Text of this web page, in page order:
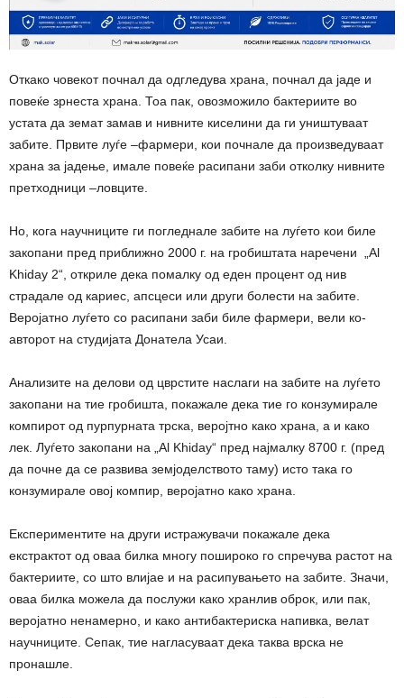
Откако човекот почнал да одгледува храна, почнал да јаде и
повеќе зрнеста храна. Тоа пак, овозможило бактериите во
устата да земат замав и нивните киселини да ги уништуваат
забите. Првите луѓе –фармери, кои почнале да произведуваат
храна за јадење, имале повеќе расипани заби отколку нивните
претходници –ловците.
Но, кога научниците ги погледнале забите на луѓето кои биле
закопани пред приближно 2000 г. на гробиштата наречени „Al
Khiday 2“, откриле дека помалку од еден процент од нив
страдале од кариес, апсцеси или други болести на забите.
Веројатно луѓето со расипани заби биле фармери, вели ко-
авторот на студијата Донатела Усаи.
Анализите на делови од цврстите наслаги на забите на луѓето
закопани на тие гробишта, покажале дека тие го конзумирале
компирот од пурпурната трска, веројтно како храна, а и како
лек. Луѓето закопани на „Al Khiday“ пред најмалку 8700 г. (пред
да почне да се развива земјоделството таму) исто така го
конзумирале овој компир, веројатно како храна.
Експериментите на други истражувачи покажале дека
екстрактот од оваа билка многу пошироко го спречува растот на
бактериите, со што влијае и на расипувањето на забите. Значи,
оваа билка можела да послужи како хранлив оброк, или пак,
веројатно ненамерно, и како антибактериска напивка, велат
научниците. Сепак, тие нагласуваат дека таква врска не
пронашле.